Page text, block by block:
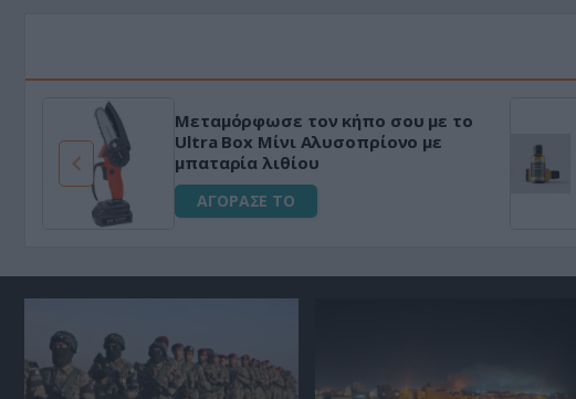
HAPI END: 100% φυτικό διεγερτικό
για άνδρες!
ΑΓΟΡΑΣΕ ΤΟ